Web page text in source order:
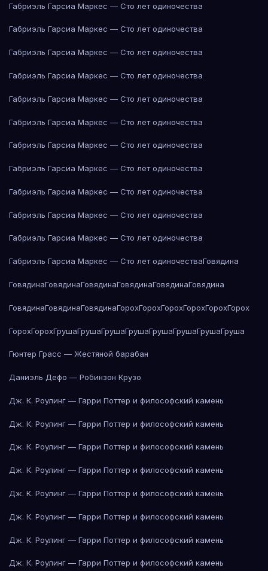
Габриэль Гарсиа Маркес — Сто лет одиночества
Габриэль Гарсиа Маркес — Сто лет одиночества
Габриэль Гарсиа Маркес — Сто лет одиночества
Габриэль Гарсиа Маркес — Сто лет одиночества
Габриэль Гарсиа Маркес — Сто лет одиночества
Габриэль Гарсиа Маркес — Сто лет одиночества
Габриэль Гарсиа Маркес — Сто лет одиночества
Габриэль Гарсиа Маркес — Сто лет одиночества
Габриэль Гарсиа Маркес — Сто лет одиночества
Габриэль Гарсиа Маркес — Сто лет одиночества
Габриэль Гарсиа Маркес — Сто лет одиночества
Габриэль Гарсиа Маркес — Сто лет одиночестваГовядина
ГовядинаГовядинаГовядинаГовядинаГовядинаГовядина
ГовядинаГовядинаГовядинаГорохГорохГорохГорохГорохГорох
ГорохГорохГрушаГрушаГрушаГрушаГрушаГрушаГрушаГруша
Гюнтер Грасс — Жестяной барабан
Даниэль Дефо — Робинзон Крузо
Дж. К. Роулинг — Гарри Поттер и философский камень
Дж. К. Роулинг — Гарри Поттер и философский камень
Дж. К. Роулинг — Гарри Поттер и философский камень
Дж. К. Роулинг — Гарри Поттер и философский камень
Дж. К. Роулинг — Гарри Поттер и философский камень
Дж. К. Роулинг — Гарри Поттер и философский камень
Дж. К. Роулинг — Гарри Поттер и философский камень
Дж. К. Роулинг — Гарри Поттер и философский камень